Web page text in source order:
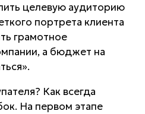
целевую аудиторию
портрета клиента
грамотное
а бюджет на
Как всегда
На первом этапе